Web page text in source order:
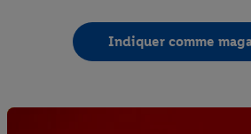
Indiquer comme